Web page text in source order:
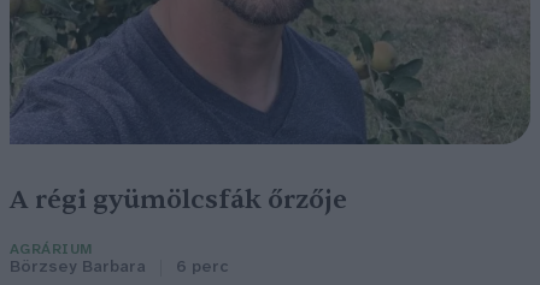
A régi gyümölcsfák őrzője
AGRÁRIUM
Börzsey Barbara 6 perc